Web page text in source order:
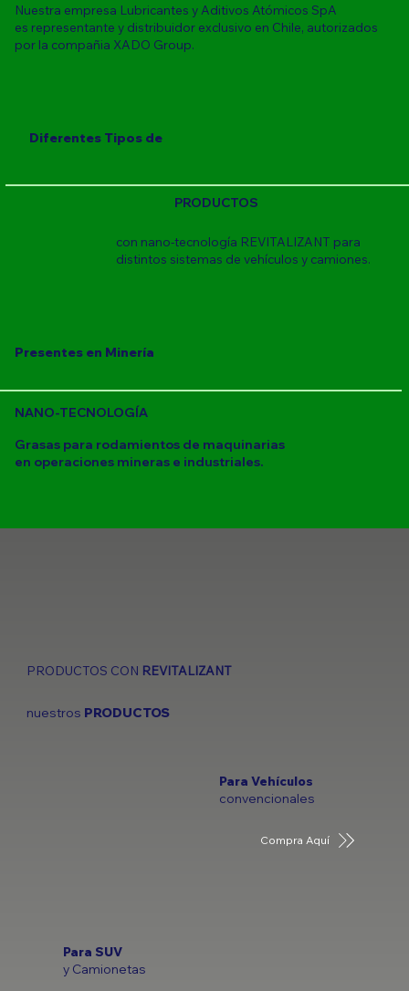
nuestros PRODUCTOS
PRODUCTOS CON REVITALIZANT
Para Vehículos
convencionales
Compra Aquí
Para SUV
y Camionetas
Diferentes Tipos de
PRODUCTOS
con nano-tecnología REVITALIZANT para
distintos sistemas de vehículos y camiones.
Grasas para rodamientos de maquinarias
en operaciones mineras e industriales.
NANO-TECNOLOGÍA
Presentes en Minería
Nuestra empresa Lubricantes y Aditivos Atómicos SpA
es representante y distribuidor exclusivo en Chile, autorizados
por la compañia XADO Group.